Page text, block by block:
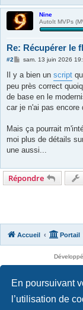
En poursuivant
l’utilisation de
Nine
AutoIt MVPs
Re: Récupérer le
#2
M
s
a
g
e
sam. 13 juin 2026
Il y a bien un script
peu près correct
de base en le
car je n'ai pas encore
Mais ça pourrait
moi plus de détails
une aussi...
Répondre
Accueil Portail